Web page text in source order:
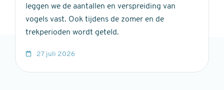
leggen we de aantallen en verspreiding van
vogels vast. Ook tijdens de zomer en de
trekperioden wordt geteld.
27 juli 2026